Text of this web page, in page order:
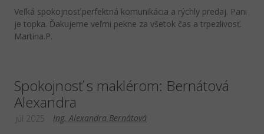
Veľká spokojnosť.perfektná komunikácia a rýchly predaj. Pani
je topka. Ďakujeme veľmi pekne za všetok čas a trpezlivosť.
Martina.P.
Spokojnosť s maklérom: Bernátová
Alexandra
Ing. Alexandra Bernátová
júl 2025